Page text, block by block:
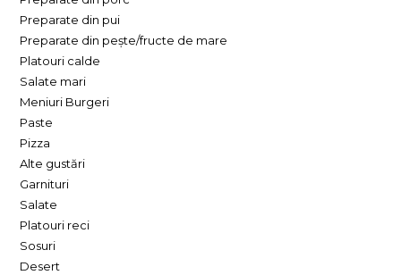
Preparate din pui
Preparate din pește/fructe de mare
Platouri calde
Salate mari
Meniuri Burgeri
Paste
Pizza
Alte gustări
Garnituri
Salate
Platouri reci
Sosuri
Desert